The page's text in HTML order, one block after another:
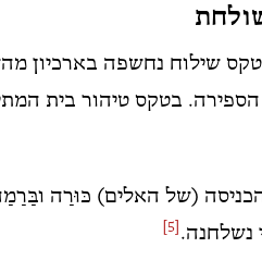
שילוח נחשפה בארכיון
הספירה. בטקס טיהור בית
(של האלים) כּוּרַה
נשלחנה.